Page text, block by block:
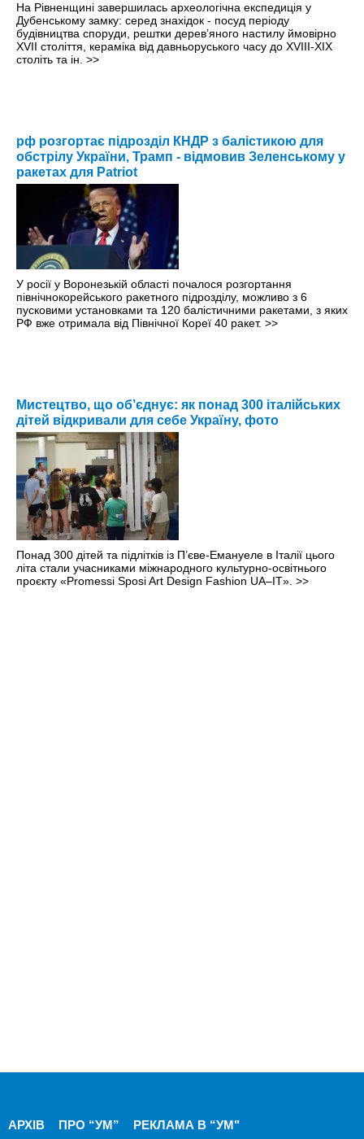
На Рівненщині завершилась археологічна експедиція у
Дубенському замку: серед знахідок - посуд періоду
будівництва споруди, рештки дерев’яного настилу ймовірно
ХVІІ століття, кераміка від давньоруського часу до ХVІІІ-ХІХ
століть та ін. >>
рф розгортає підрозділ КНДР з балістикою для
обстрілу України, Трамп - відмовив Зеленському у
ракетах для Patriot
У росії у Воронезькій області почалося розгортання
північнокорейського ракетного підрозділу, можливо з 6
пусковими установками та 120 балістичними ракетами, з яких
РФ вже отримала від Північної Кореї 40 ракет. >>
Мистецтво, що об’єднує: як понад 300 італійських
дітей відкривали для себе Україну, фото
Понад 300 дітей та підлітків із П’єве-Емануеле в Італії цього
літа стали учасниками міжнародного культурно-освітнього
проєкту «Promessi Sposi Art Design Fashion UA–IT». >>
АРХІВ ПРО “УМ” РЕКЛАМА В “УМ"